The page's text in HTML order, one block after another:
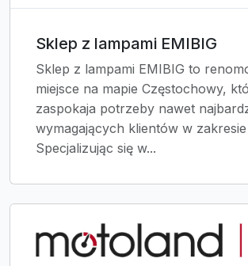
Sklep z lampami EMIBIG
Sklep z lampami EMIBIG to
miejsce na mapie Częstochowy,
zaspokaja potrzeby nawet
wymagających klientów w
Specjalizując się w...